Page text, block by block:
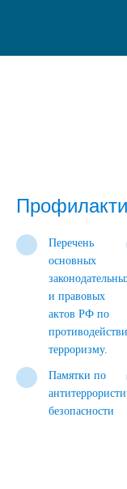
Перечень
основных
и правовых
актов РФ по
терроризму.
Памятки по
безопасности